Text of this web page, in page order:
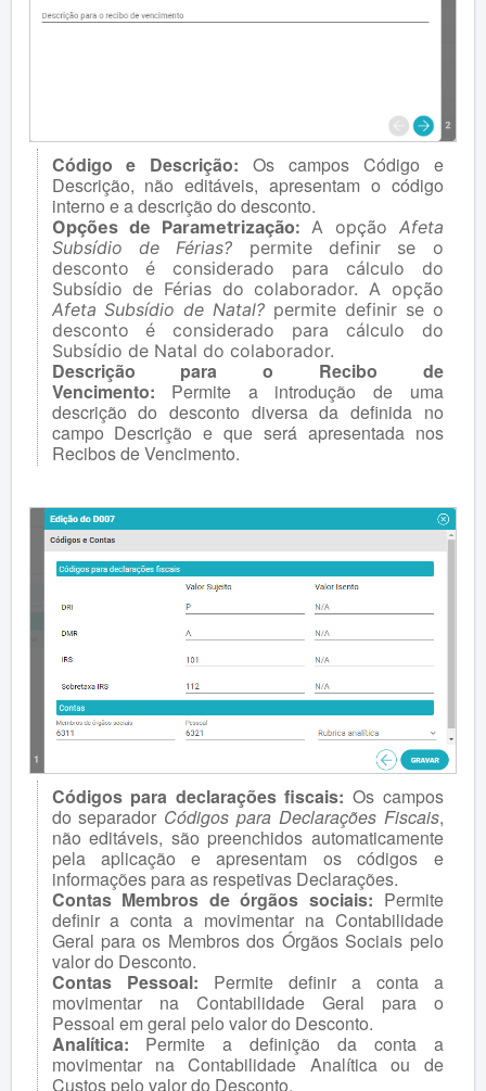
Código e Descrição: Os campos Código e
Descrição, não editáveis, apresentam o código
interno e a descrição do desconto.
Opções de Parametrização: A opção Afeta
Subsídio de Férias? permite definir se o
desconto é considerado para cálculo do
Subsídio de Férias do colaborador. A opção
Afeta Subsídio de Natal? permite definir se o
desconto é considerado para cálculo do
Subsídio de Natal do colaborador.
Descrição para o Recibo de
Vencimento: Permite a introdução de uma
descrição do desconto diversa da definida no
campo Descrição e que será apresentada nos
Recibos de Vencimento.
Códigos para declarações fiscais: Os campos
do separador Códigos para Declarações Fiscais,
não editáveis, são preenchidos automaticamente
pela aplicação e apresentam os códigos e
informações para as respetivas Declarações.
Contas Membros de órgãos sociais: Permite
definir a conta a movimentar na Contabilidade
Geral para os Membros dos Órgãos Sociais pelo
valor do Desconto.
Contas Pessoal: Permite definir a conta a
movimentar na Contabilidade Geral para o
Pessoal em geral pelo valor do Desconto.
Analítica: Permite a definição da conta a
movimentar na Contabilidade Analítica ou de
Custos pelo valor do Desconto.